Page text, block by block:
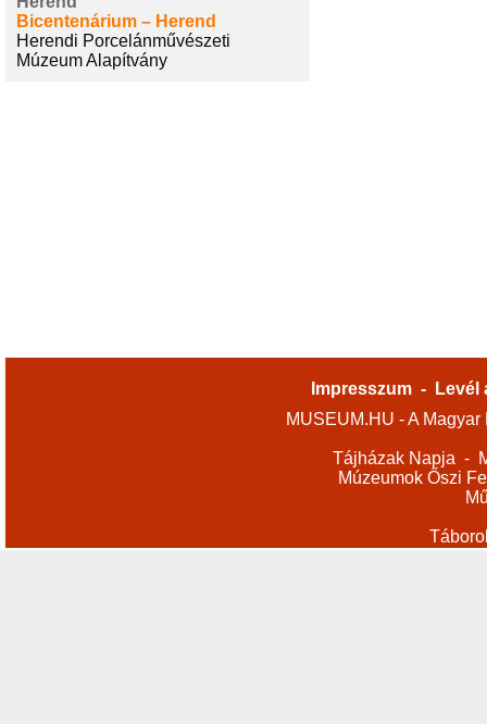
Bicentenárium – Herend
Herendi Porcelánművészeti
Múzeum Alapítvány
Impresszum -
Levél
MUSEUM.HU - A
Tájházak Napja -
Múzeumok Őszi